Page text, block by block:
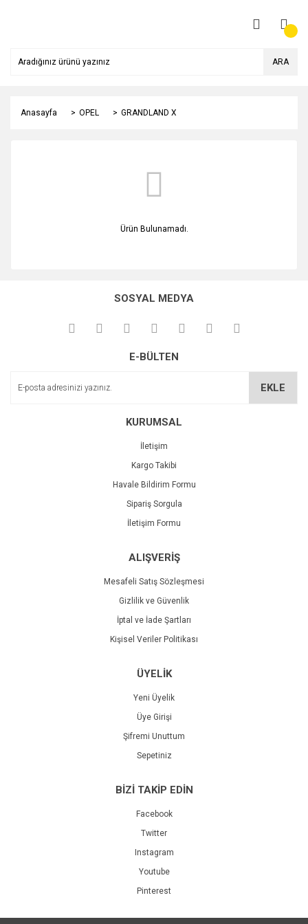
ARA
Anasayfa OPEL GRANDLAND X
Ürün Bulunamadı.
SOSYAL MEDYA
E-BÜLTEN
EKLE
KURUMSAL
İletişim
Kargo Takibi
Havale Bildirim Formu
Sipariş Sorgula
İletişim Formu
ALIŞVERİŞ
Mesafeli Satış Sözleşmesi
Gizlilik ve Güvenlik
İptal ve İade Şartları
Kişisel Veriler Politikası
ÜYELİK
Yeni Üyelik
Üye Girişi
Şifremi Unuttum
Sepetiniz
BİZİ TAKİP EDİN
Facebook
Twitter
Instagram
Youtube
Pinterest